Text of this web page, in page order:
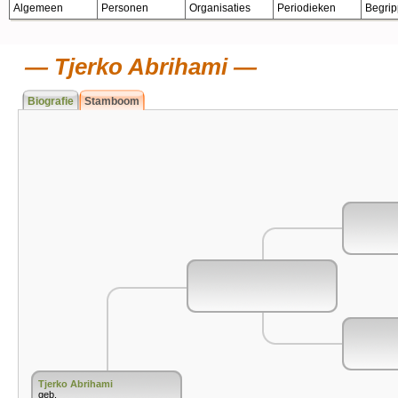
Algemeen Personen Organisaties Periodieken
Tjerko Abrihami
Biografie Stamboom
Tjerko Abrihami
geb.